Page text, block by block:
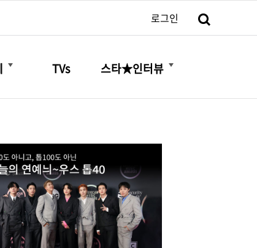
로그인
TVs 스타★인터뷰
더보기